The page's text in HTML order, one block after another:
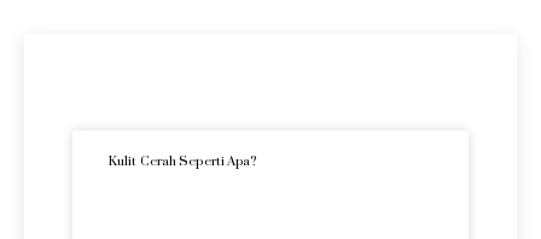
Kulit Cerah Seperti Apa?